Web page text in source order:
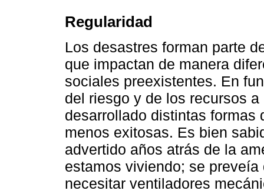
Regularidad
Los desastres forman parte
que impactan de manera
sociales preexistentes. En
del riesgo y de los recursos
desarrollado distintas formas
menos exitosas. Es bien
advertido años atrás de la
estamos viviendo; se
necesitar ventiladores